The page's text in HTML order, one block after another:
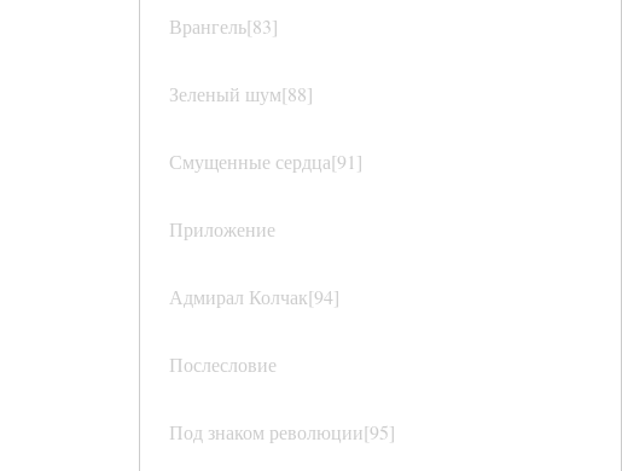
Врангель[83]
Зеленый шум[88]
Смущенные сердца[91]
Приложение
Адмирал Колчак[94]
Послесловие
Под знаком революции[95]